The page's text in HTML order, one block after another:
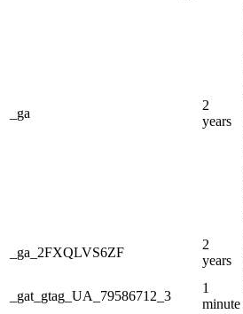
_ga
2
years
_ga_2FXQLVS6ZF
2
years
_gat_gtag_UA_79586712_3
1
minute